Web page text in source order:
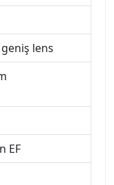
lens
EF